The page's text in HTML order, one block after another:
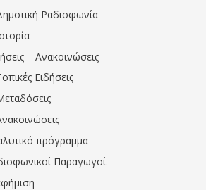
Ραδιοφωνία
– Ανακοινώσεις
Ειδήσεις
πρόγραμμα
Παραγωγοί